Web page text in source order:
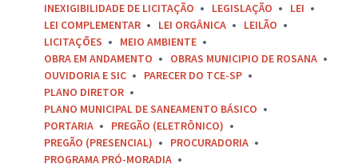
INEXIGIBILIDADE DE LICITAÇÃO
LEGISLAÇÃO
LEI
LEI COMPLEMENTAR
LEI ORGÂNICA
LEILÃO
LICITAÇÕES
MEIO AMBIENTE
OBRA EM ANDAMENTO
OBRAS MUNICIPIO DE ROSANA
OUVIDORIA E SIC
PARECER DO TCE-SP
PLANO DIRETOR
PLANO MUNICIPAL DE SANEAMENTO BÁSICO
PORTARIA
PREGÃO (ELETRÔNICO)
PREGÃO (PRESENCIAL)
PROCURADORIA
PROGRAMA PRÓ-MORADIA